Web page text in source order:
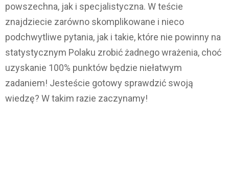
powszechna, jak i specjalistyczna. W teście
znajdziecie zarówno skomplikowane i nieco
podchwytliwe pytania, jak i takie, które nie powinny na
statystycznym Polaku zrobić żadnego wrażenia, choć
uzyskanie 100% punktów będzie niełatwym
zadaniem! Jesteście gotowy sprawdzić swoją
wiedzę? W takim razie zaczynamy!